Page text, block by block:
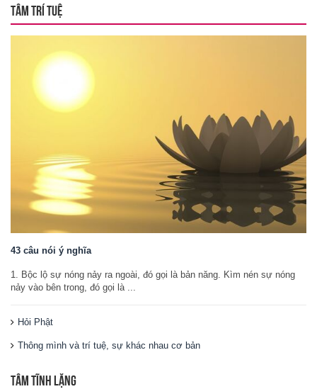
TÂM TRÍ TUỆ
43 câu nói ý nghĩa
1. Bộc lộ sự nóng nảy ra ngoài, đó gọi là bản năng. Kìm nén sự nóng
nảy vào bên trong, đó gọi là ...
Hỏi Phật
Thông mình và trí tuệ, sự khác nhau cơ bản
TÂM TĨNH LẶNG